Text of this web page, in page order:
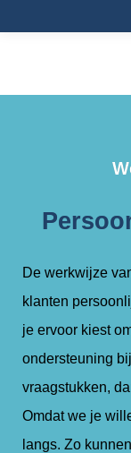
De werkwijze
klanten
je ervoor kiest
ondersteuning
vraagstukken,
Omdat we je
langs. Zo